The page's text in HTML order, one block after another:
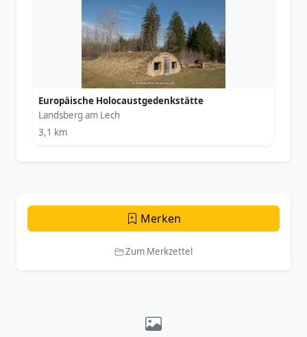
Europäische Holocaustgedenkstätte
Landsberg am Lech
3,1 km
Merken
Zum Merkzettel